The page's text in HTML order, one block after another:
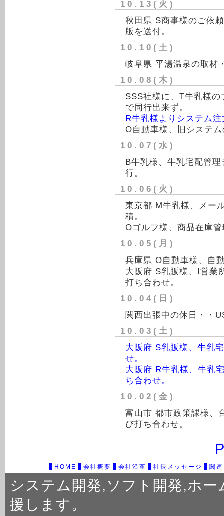
10.13(火)
秋田県 S商事様のご依
版を送付。
10.10(土)
岐阜県 平湯温泉の取材
10.08(木)
SSS社様に、T牛乳様
で同行出来ず。
R牛乳様よりシステム
O自動車様、旧システ
10.07(水)
B牛乳様、牛乳宅配管
行。
10.06(火)
東京都 M牛乳様、メー
積。
Oゴルフ様、商品在庫
10.05(月)
兵庫県 O自動車様、自
大阪府 S乳販様、I営業
打ち合わせ。
10.04(日)
関西出張中の休日・・
10.03(土)
大阪府 S乳販様、牛乳
せ。
大阪府 R牛乳様、牛乳
ち合わせ。
10.02(金)
富山市 都市政策課様、
び打ち合わせ。
HOME 会社概要 会社沿革 社長メッセージ 関
システム開発, ソフト開発,ホー
援します。